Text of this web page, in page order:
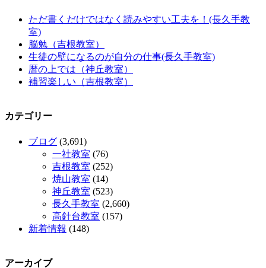
ただ書くだけではなく読みやすい工夫を！(長久手教
室)
脳勉（吉根教室）
生徒の壁になるのが自分の仕事(長久手教室)
暦の上では（神丘教室）
補習楽しい（吉根教室）
カテゴリー
ブログ (3,691)
一社教室 (76)
吉根教室 (252)
焼山教室 (14)
神丘教室 (523)
長久手教室 (2,660)
高針台教室 (157)
新着情報 (148)
アーカイブ